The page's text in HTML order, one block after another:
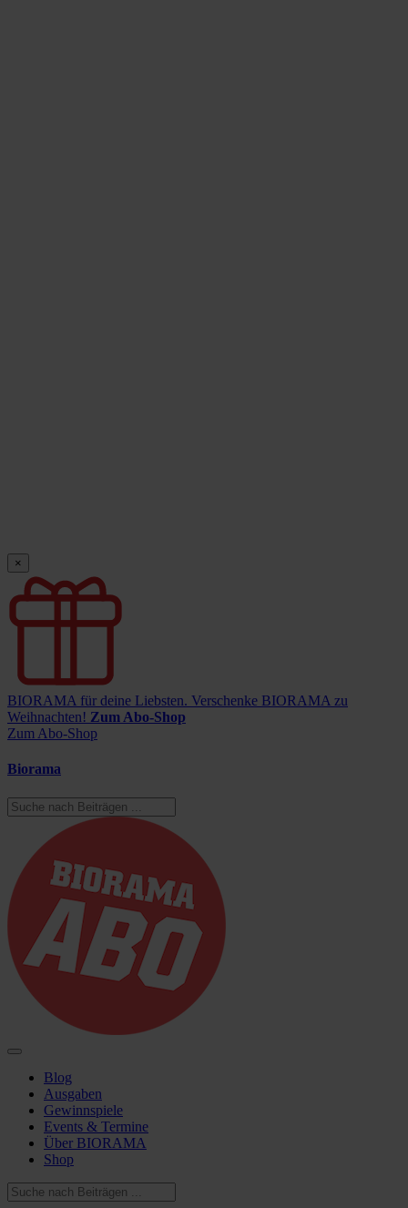
×
BIORAMA für deine Liebsten. Verschenke BIORAMA zu
Weihnachten! Zum Abo-Shop
Zum Abo-Shop
Biorama
Blog
Ausgaben
Gewinnspiele
Events & Termine
Über BIORAMA
Shop